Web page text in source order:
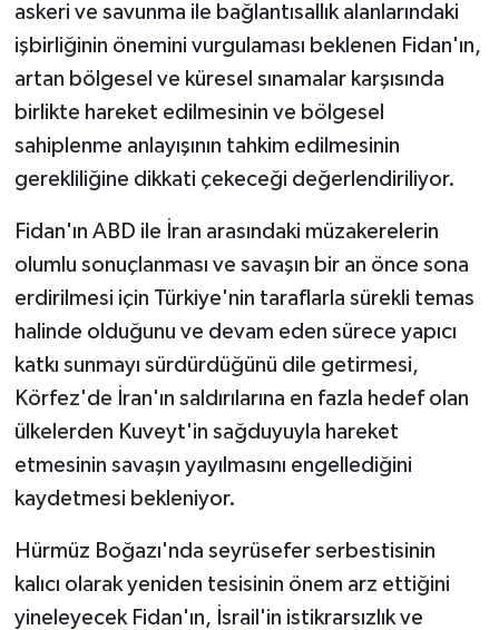
askeri ve savunma ile bağlantısallık alanlarındaki
işbirliğinin önemini vurgulaması beklenen Fidan'ın,
artan bölgesel ve küresel sınamalar karşısında
birlikte hareket edilmesinin ve bölgesel
sahiplenme anlayışının tahkim edilmesinin
gerekliliğine dikkati çekeceği değerlendiriliyor.
Fidan'ın ABD ile İran arasındaki müzakerelerin
olumlu sonuçlanması ve savaşın bir an önce sona
erdirilmesi için Türkiye'nin taraflarla sürekli temas
halinde olduğunu ve devam eden sürece yapıcı
katkı sunmayı sürdürdüğünü dile getirmesi,
Körfez'de İran'ın saldırılarına en fazla hedef olan
ülkelerden Kuveyt'in sağduyuyla hareket
etmesinin savaşın yayılmasını engellediğini
kaydetmesi bekleniyor.
Hürmüz Boğazı'nda seyrüsefer serbestisinin
kalıcı olarak yeniden tesisinin önem arz ettiğini
yineleyecek Fidan'ın, İsrail'in istikrarsızlık ve